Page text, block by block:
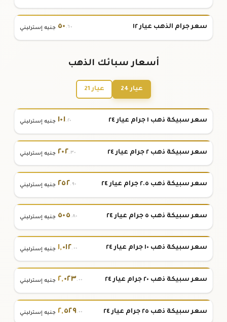
سعر جرام الذهب عيار ١٢ ٥٠ .٦٠ جنيه إسترليني
أسعار سبائك الذهب
عيار 24 عيار 21
سعر سبيكة ذهب ١ جرام عيار ٢٤ ١٠١.٢٠ جنيه إسترليني
سعر سبيكة ذهب ٢ جرام عيار ٢٤ ٢٠٢.٣٠ جنيه إسترليني
سعر سبيكة ذهب ٢.٥ جرام عيار ٢٤ ٢٥٢.٩٠ جنيه إسترليني
سعر سبيكة ذهب ٥ جرام عيار ٢٤ ٥٠٥.٨٠ جنيه إسترليني
سعر سبيكة ذهب ١٠ جرام عيار ٢٤ ١,٠١٢.٠٠ جنيه إسترليني
سعر سبيكة ذهب ٢٠ جرام عيار ٢٤ ٢,٠٢٣.٠٠ جنيه إسترليني
سعر سبيكة ذهب ٢٥ جرام عيار ٢٤ ٢,٥٢٩.٠٠ جنيه إسترليني